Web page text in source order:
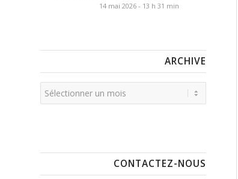
14 mai 2026 - 13 h 31 min
ARCHIVE
CONTACTEZ-NOUS